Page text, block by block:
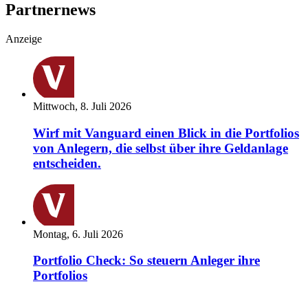
Partnernews
Anzeige
Mittwoch, 8. Juli 2026
Wirf mit Vanguard einen Blick in die Portfolios
von Anlegern, die selbst über ihre Geldanlage
entscheiden.
Montag, 6. Juli 2026
Portfolio Check: So steuern Anleger ihre
Portfolios